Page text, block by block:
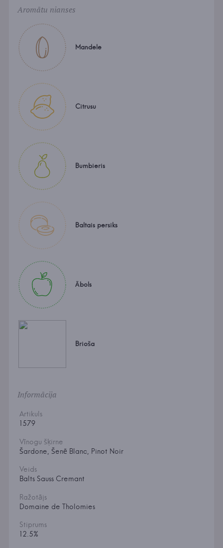
Aromātu nianses
Mandele
Citrusu
Bumbieris
Baltais persiks
Ābols
Brioša
Informācija
Artikuls
1579
Vīnogu šķirne
Šardone, Šenē Blanc, Pinot Noir
Veids
Balts Sauss Cremant
Ražotājs
Domaine de Tholomies
Stiprums
12.5%